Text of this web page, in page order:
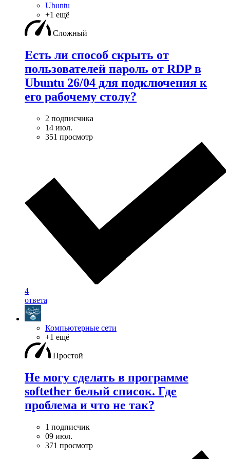
Ubuntu
+1 ещё
Сложный
Есть ли способ скрыть от
пользователей пароль от RDP в
Ubuntu 26/04 для подключения к
его рабочему столу?
2 подписчика
14 июл.
351 просмотр
4
ответа
Компьютерные сети
+1 ещё
Простой
Не могу сделать в программе
softether белый список. Где
проблема и что не так?
1 подписчик
09 июл.
371 просмотр